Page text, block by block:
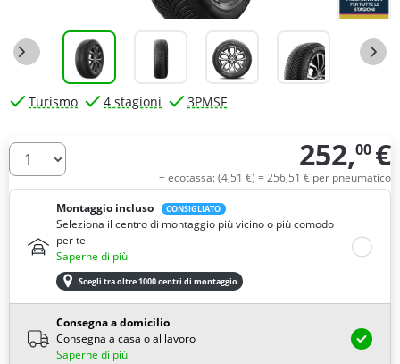
Turismo 4 stagioni 3PMSF
Quantità 252,00 €
+ ecotassa: (4,51 €) = 256,51 € per pneumatico
Montaggio incluso
CONSIGLIATO
Seleziona il centro di montaggio più vicino o più comodo
per te
Saperne di più
Scegli tra oltre 1000 centri di montaggio
Consegna a domicilio
Consegna a casa o al lavoro
Saperne di più